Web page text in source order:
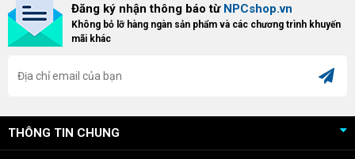
khách hàng sở hữu VGA Radeon
RX 9070 / RX 9070 XT.
dòng ghế Gaming cao cấp nhất,
bạn sẽ nhận ngay quà tặng trị giá
Đăng ký nhận thông báo từ NPCshop.vn
Không bỏ lỡ hàng ngàn sản phẩm và các chương trình khuyến
mãi khác
THÔNG TIN CHUNG